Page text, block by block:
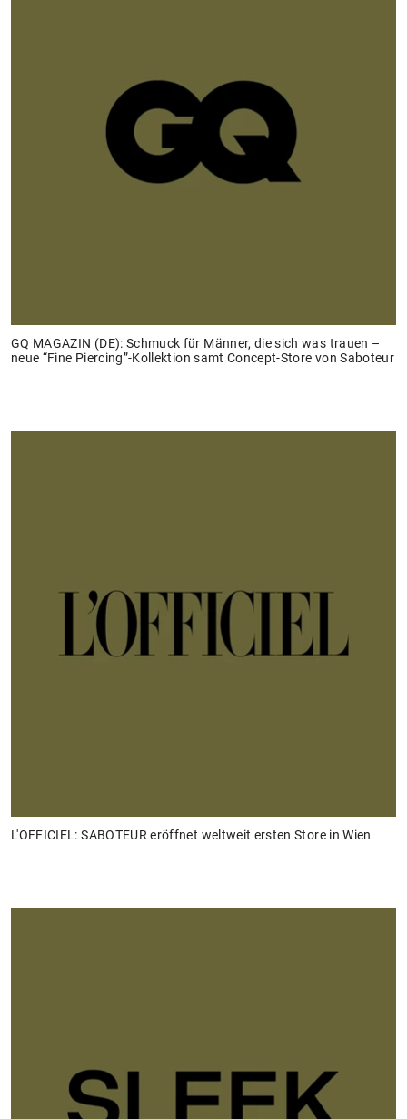
GQ MAGAZIN (DE): Schmuck für Männer, die sich was trauen –
neue “Fine Piercing”-Kollektion samt Concept-Store von Saboteur
L'OFFICIEL: SABOTEUR eröffnet weltweit ersten Store in Wien